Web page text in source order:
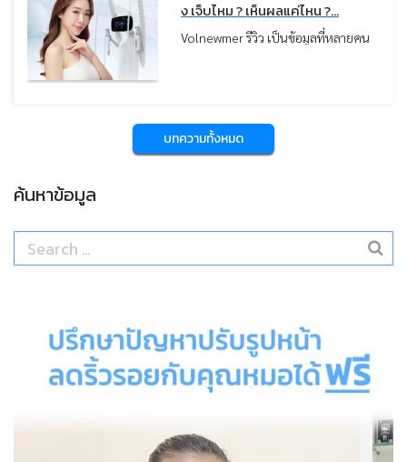
การยกกระชับที่ชัดเจน ความรู้สึกสบาย
ระหว่างทำ และระดับราคาที่ไม่สูงมาก
Shot และตำแหน่งที่รักษา
ง เจ็บไหม ? เห็นผลแค่ไหน ?...
Volnewmer รีวิว เป็นข้อมูลที่หลายคน
บทความนี้หมอรวบรวมรีวิวผลลัพธ์ ข้อดี
และข้อควรรู้ เพื่อช่วยให้เข้าใจก่อน
บทความทั้งหมด
ค้นหาข้อมูล
Search
for: